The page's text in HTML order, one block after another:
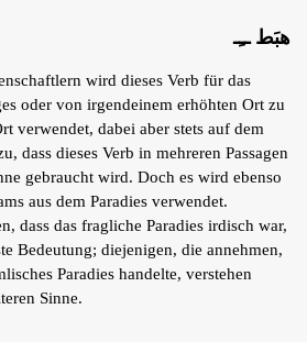
هبَط ــِـ
wird dieses Verb für das
oder von irgendeinem erhöhten Ort zu
verwendet, dabei aber stets auf dem
dass dieses Verb in mehreren Passagen
gebraucht wird. Doch es wird ebenso
aus dem Paradies verwendet.
dass das fragliche Paradies irdisch war,
Bedeutung; diejenigen, die annehmen,
Paradies handelte, verstehen
Sinne.